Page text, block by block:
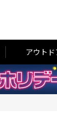
アウト